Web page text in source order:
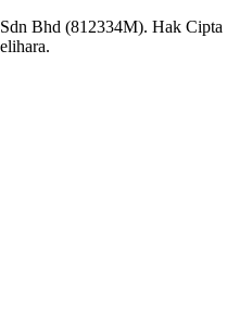
Bhd (812334M). Hak Cipta